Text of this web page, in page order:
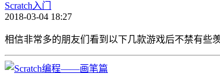
Scratch入门
2018-03-04 18:27
相信非常多的朋友们看到以下几款游戏后不禁有些